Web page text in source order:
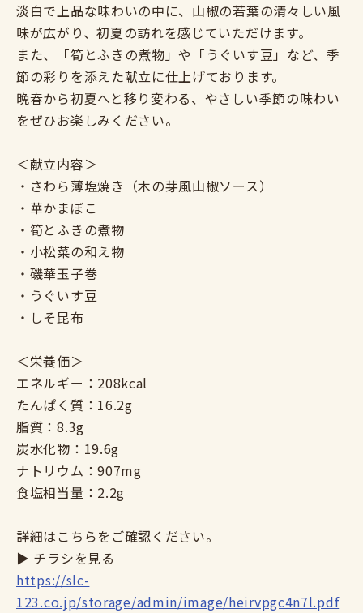
淡白で上品な味わいの中に、山椒の若葉の清々しい風
味が広がり、初夏の訪れを感じていただけます。
また、「筍とふきの煮物」や「うぐいす豆」など、季
節の彩りを添えた献立に仕上げております。
晩春から初夏へと移り変わる、やさしい季節の味わい
をぜひお楽しみください。
＜献立内容＞
・さわら薄塩焼き（木の芽風山椒ソース）
・華かまぼこ
・筍とふきの煮物
・小松菜の和え物
・磯華玉子巻
・うぐいす豆
・しそ昆布
＜栄養価＞
エネルギー：208kcal
たんぱく質：16.2g
脂質：8.3g
炭水化物：19.6g
ナトリウム：907mg
食塩相当量：2.2g
詳細はこちらをご確認ください。
▶ チラシを見る
https://slc-
123.co.jp/storage/admin/image/heirvpgc4n7l.pdf